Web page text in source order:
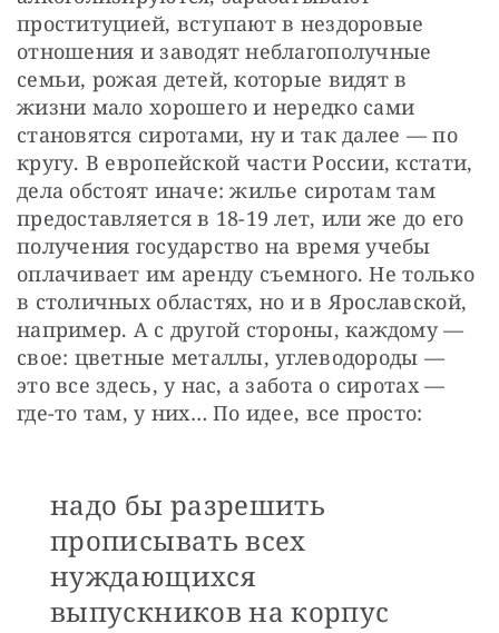
проституцией, вступают в нездоровые
отношения и заводят неблагополучные
семьи, рожая детей, которые видят в
жизни мало хорошего и нередко сами
становятся сиротами, ну и так далее — по
кругу. В европейской части России, кстати,
дела обстоят иначе: жилье сиротам там
предоставляется в 18-19 лет, или же до его
получения государство на время учебы
оплачивает им аренду съемного. Не только
в столичных областях, но и в Ярославской,
например. А с другой стороны, каждому —
свое: цветные металлы, углеводороды —
это все здесь, у нас, а забота о сиротах —
где-то там, у них… По идее, все просто:
надо бы разрешить
прописывать всех
нуждающихся
выпускников на корпус